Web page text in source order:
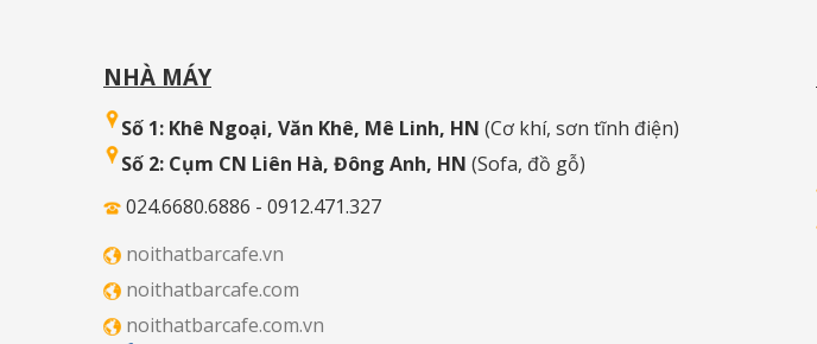
NHÀ MÁY
Số 1: Khê Ngoại, Văn Khê, Mê Linh, HN (Cơ khí, sơn tĩnh điện)
Số 2: Cụm CN Liên Hà, Đông Anh, HN (Sofa, đồ gỗ)
024.6680.6886 - 0912.471.327
noithatbarcafe.vn
noithatbarcafe.com
noithatbarcafe.com.vn